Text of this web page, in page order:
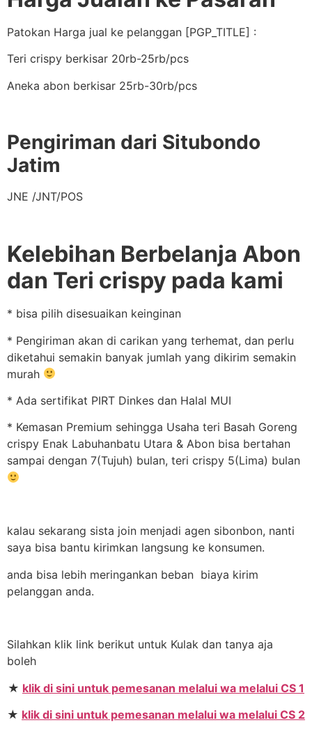
Patokan Harga jual ke pelanggan [PGP_TITLE] :
Teri crispy berkisar 20rb-25rb/pcs
Aneka abon berkisar 25rb-30rb/pcs
Pengiriman dari Situbondo
Jatim
JNE /JNT/POS
Kelebihan Berbelanja Abon
dan Teri crispy pada kami
* bisa pilih disesuaikan keinginan
* Pengiriman akan di carikan yang terhemat, dan perlu
diketahui semakin banyak jumlah yang dikirim semakin
murah
* Ada sertifikat PIRT Dinkes dan Halal MUI
* Kemasan Premium sehingga Usaha teri Basah Goreng
crispy Enak Labuhanbatu Utara & Abon bisa bertahan
sampai dengan 7(Tujuh) bulan, teri crispy 5(Lima) bulan
kalau sekarang sista join menjadi agen sibonbon, nanti
saya bisa bantu kirimkan langsung ke konsumen.
anda bisa lebih meringankan beban biaya kirim
pelanggan anda.
Silahkan klik link berikut untuk Kulak dan tanya aja
boleh
★ klik di sini untuk pemesanan melalui wa melalui CS 1
★ klik di sini untuk pemesanan melalui wa melalui CS 2